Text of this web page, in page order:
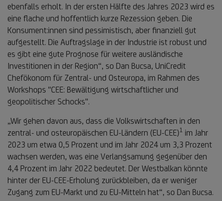
ebenfalls erholt. In der ersten Hälfte des Jahres 2023 wird es
eine flache und hoffentlich kurze Rezession geben. Die
Konsument:innen sind pessimistisch, aber finanziell gut
aufgestellt. Die Auftragslage in der Industrie ist robust und
es gibt eine gute Prognose für weitere ausländische
Investitionen in der Region“, so Dan Bucsa, UniCredit
Chefökonom für Zentral- und Osteuropa, im Rahmen des
Workshops "CEE: Bewältigung wirtschaftlicher und
geopolitischer Schocks".
„Wir gehen davon aus, dass die Volkswirtschaften in den
zentral- und osteuropäischen EU-Ländern (EU-CEE)1 Fußnote
1
im Jahr
2023 um etwa 0,5 Prozent und im Jahr 2024 um 3,3 Prozent
wachsen werden, was eine Verlangsamung gegenüber den
4,4 Prozent im Jahr 2022 bedeutet. Der Westbalkan könnte
hinter der EU-CEE-Erholung zurückbleiben, da er weniger
Zugang zum EU-Markt und zu EU-Mitteln hat“, so Dan Bucsa.